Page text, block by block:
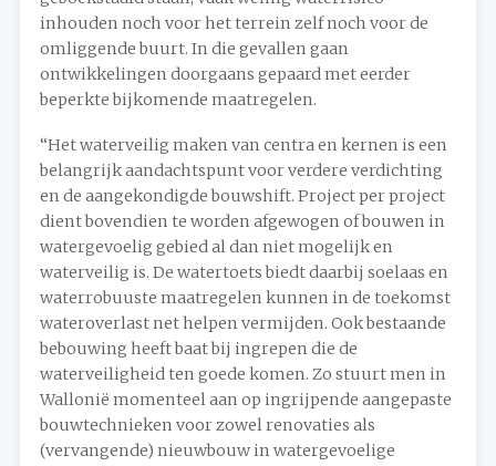
inhouden noch voor het terrein zelf noch voor de
omliggende buurt. In die gevallen gaan
ontwikkelingen doorgaans gepaard met eerder
beperkte bijkomende maatregelen.
“Het waterveilig maken van centra en kernen is een
belangrijk aandachtspunt voor verdere verdichting
en de aangekondigde bouwshift. Project per project
dient bovendien te worden afgewogen of bouwen in
watergevoelig gebied al dan niet mogelijk en
waterveilig is. De watertoets biedt daarbij soelaas en
waterrobuuste maatregelen kunnen in de toekomst
wateroverlast net helpen vermijden. Ook bestaande
bebouwing heeft baat bij ingrepen die de
waterveiligheid ten goede komen. Zo stuurt men in
Wallonië momenteel aan op ingrijpende aangepaste
bouwtechnieken voor zowel renovaties als
(vervangende) nieuwbouw in watergevoelige